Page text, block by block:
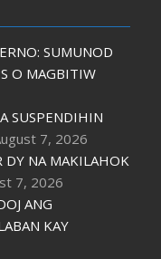
SUMUNOD
O MAGBITIW
SUSPENDIHIN
7, 2026
DY NA MAKILAHOK
7, 2026
ANG
KAY